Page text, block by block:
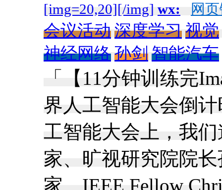
[img=20,20][/img] wx: 网
会议活动深度学习视觉
神经网络孙剑智能汽车
「【11分钟训练完
界人工智能大会倒
工智能大会上，我
家、旷视研究院院
家、IEEE Fellow